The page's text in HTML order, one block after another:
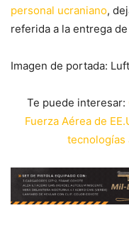
personal ucraniano,
referida a la entrega
Imagen de portada:
Te puede interesar:
Fuerza Aérea de
tecnologías